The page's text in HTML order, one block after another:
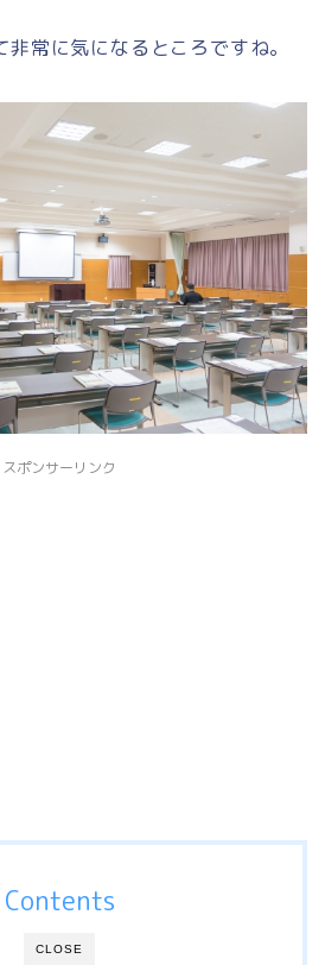
常に気になるところですね。
スポンサーリンク
CLOSE
Contents